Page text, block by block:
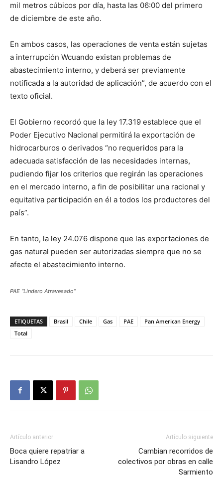
mil metros cúbicos por día, hasta las 06:00 del primero
de diciembre de este año.
En ambos casos, las operaciones de venta están sujetas
a interrupción Wcuando existan problemas de
abastecimiento interno, y deberá ser previamente
notificada a la autoridad de aplicación”, de acuerdo con el
texto oficial.
El Gobierno recordó que la ley 17.319 establece que el
Poder Ejecutivo Nacional permitirá la exportación de
hidrocarburos o derivados “no requeridos para la
adecuada satisfacción de las necesidades internas,
pudiendo fijar los criterios que regirán las operaciones
en el mercado interno, a fin de posibilitar una racional y
equitativa participación en él a todos los productores del
país”.
En tanto, la ley 24.076 dispone que las exportaciones de
gas natural pueden ser autorizadas siempre que no se
afecte el abastecimiento interno.
PAE “Lindero Atravesado”
ETIQUETAS Brasil Chile Gas PAE
Pan American Energy
Total
Artículo anterior
Boca quiere repatriar a
Lisandro López
Artículo siguiente
Cambian recorridos de
colectivos por obras en calle
Sarmiento